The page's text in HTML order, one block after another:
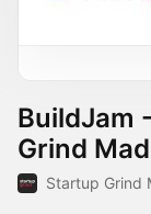
BuildJam
Grind
Startup Grind